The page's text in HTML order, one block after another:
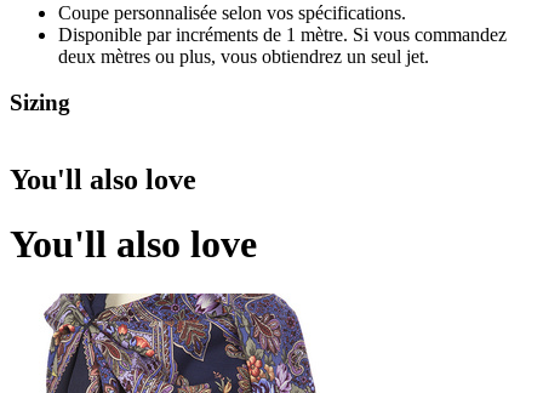
Coupe personnalisée selon vos spécifications.
Disponible par incréments de 1 mètre. Si vous commandez
deux mètres ou plus, vous obtiendrez un seul jet.
Sizing
You'll also love
You'll also love